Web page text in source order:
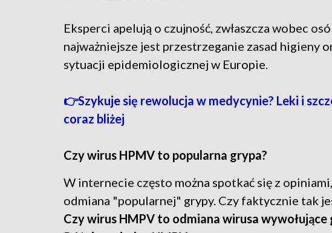
Eksperci apelują o czujność, zwłaszcza wobec
najważniejsze jest przestrzeganie zasad higieny
sytuacji epidemiologicznej w Europie.
👉Szykuje się rewolucja w medycynie? Leki i
coraz bliżej
Czy wirus HPMV to popularna grypa?
W internecie często można spotkać się z
odmiana "popularnej" grypy. Czy faktycznie tak
Czy wirus HMPV to odmiana wirusa wywołujące